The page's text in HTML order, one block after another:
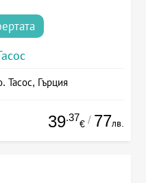
Тасос, Гърция
39.37
€ / 77лв.